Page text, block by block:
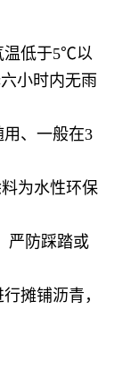
温低于5℃以
小时内无雨
、一般在3
为水性环保
严防踩踏或
摊铺沥青，